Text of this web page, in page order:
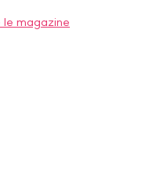
le magazine